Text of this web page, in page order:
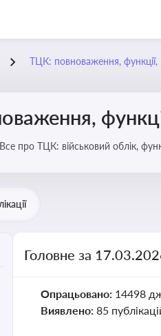
ТЦК: повноваження, функції,
Опис Все про ТЦК: військовий облік,
Головне за
Опрацьовано: 14498
Виявлено: 85